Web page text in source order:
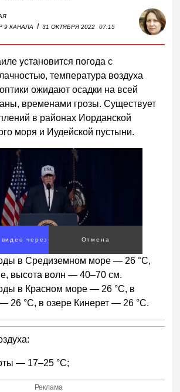
9 КАНАЛА
I 31 ОКТЯБРЯ 2022 07:15
установится погода с
температура воздуха
ожидают осадки на всей
временами грозы. Существует
в районах Иорданской
моря и Иудейской пустыни.
через
5
Отмена
в Средиземном море — 26 °С,
высота волн — 40–70 см.
в Красном море — 26 °С, в
26 °С, в озере Кинерет — 26 °С.
— 17–25 °С;
Реклама